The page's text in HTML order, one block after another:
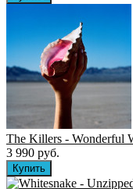
The Killers ‎- Wonderful
3 990 руб.